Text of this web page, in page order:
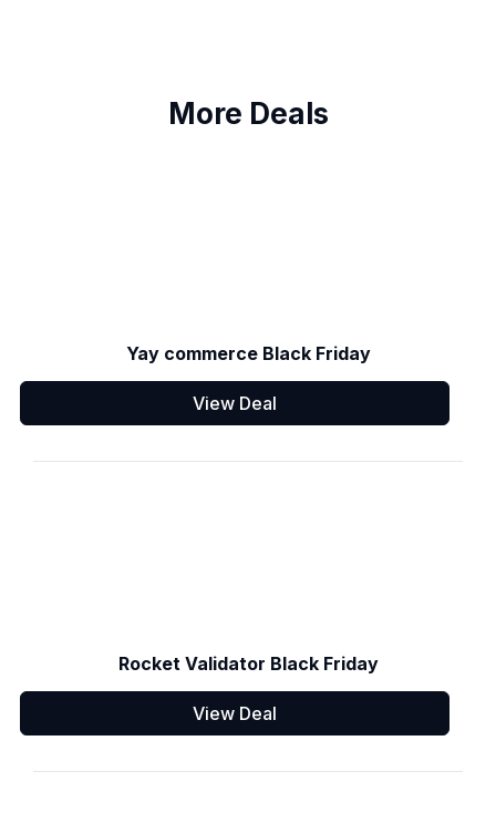
More Deals
Yay commerce Black Friday
View Deal
Rocket Validator Black Friday
View Deal